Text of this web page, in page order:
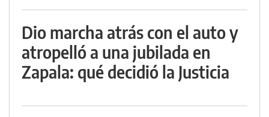
Dio marcha atrás con el auto y
atropelló a una jubilada en
Zapala: qué decidió la Justicia